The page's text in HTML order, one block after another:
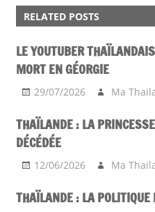
RELATED POSTS
LE YOUTUBER
MORT EN GÉORGIE
29/07/2026 Ma
THAÏLANDE : LA
DÉCÉDÉE
12/06/2026 Ma
THAÏLANDE : LA POLITIQUE